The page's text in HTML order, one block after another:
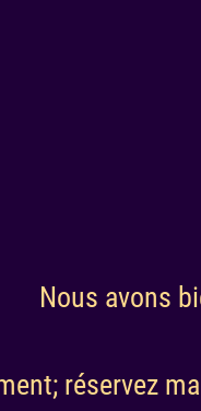
Nous avons
réservez